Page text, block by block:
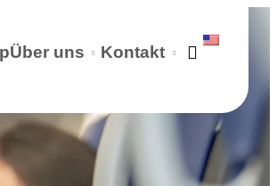
Über uns Kontakt